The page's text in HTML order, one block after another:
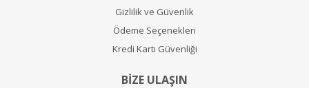
Gizlilik ve Güvenlik
Ödeme Seçenekleri
Kredi Kartı Güvenliği
BİZE ULAŞIN